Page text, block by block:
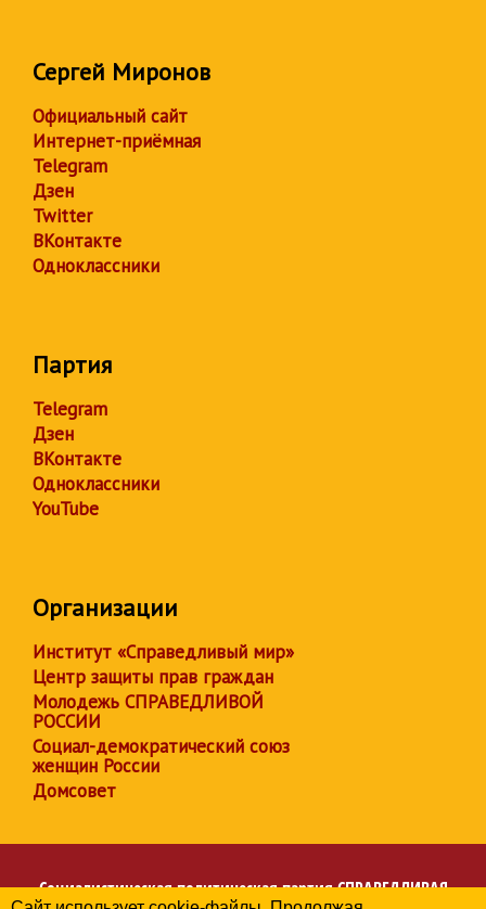
Сергей Миронов
Официальный сайт
Интернет-приёмная
Telegram
Дзен
Twitter
ВКонтакте
Одноклассники
Партия
Telegram
Дзен
ВКонтакте
Одноклассники
YouTube
Организации
Институт «Справедливый мир»
Центр защиты прав граждан
Молодежь СПРАВЕДЛИВОЙ
РОССИИ
Социал-демократический союз
женщин России
Домсовет
Социалистическая политическая партияСПРАВЕДЛИВАЯ